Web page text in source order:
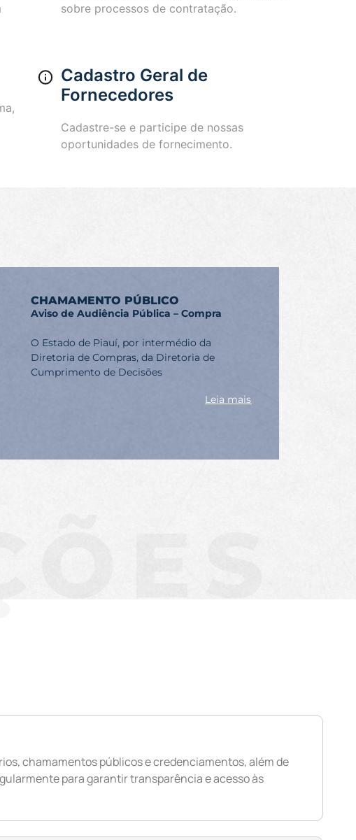
sobre processos de contratação.
Cadastro Geral de
Fornecedores
Cadastre-se e participe de nossas
oportunidades de fornecimento.
CHAMAMENTO PÚBLICO
Aviso de Audiência Pública – Compra
O Estado de Piauí, por intermédio da
Diretoria de Compras, da Diretoria de
Cumprimento de Decisões
Leia mais
chamamentos públicos e credenciamentos, além de
para garantir transparência e acesso às